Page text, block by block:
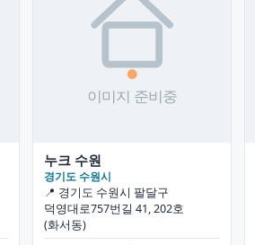
누크 수원
경기도 수원시
📍 경기도 수원시 팔달구
덕영대로757번길 41, 202호
(화서동)